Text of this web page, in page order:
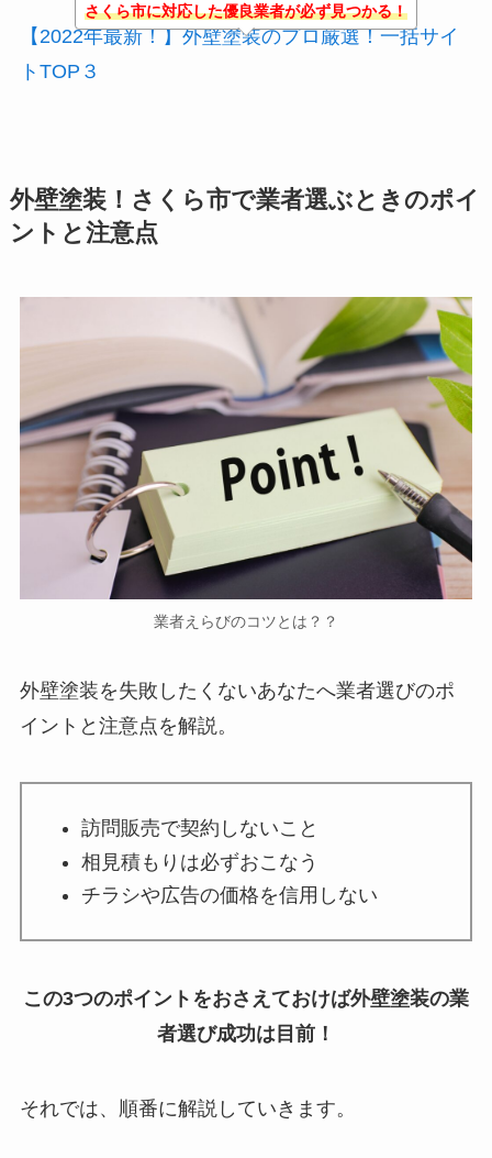
さくら市に対応した優良業者が必ず見つかる！
【2022年最新！】外壁塗装のプロ厳選！一括サイ
トTOP３
外壁塗装！さくら市で業者選ぶときのポイ
ントと注意点
業者えらびのコツとは？？
外壁塗装を失敗したくないあなたへ業者選びのポ
イントと注意点を解説。
訪問販売で契約しないこと
相見積もりは必ずおこなう
チラシや広告の価格を信用しない
この3つのポイントをおさえておけば外壁塗装の業
者選び成功は目前！
それでは、順番に解説していきます。